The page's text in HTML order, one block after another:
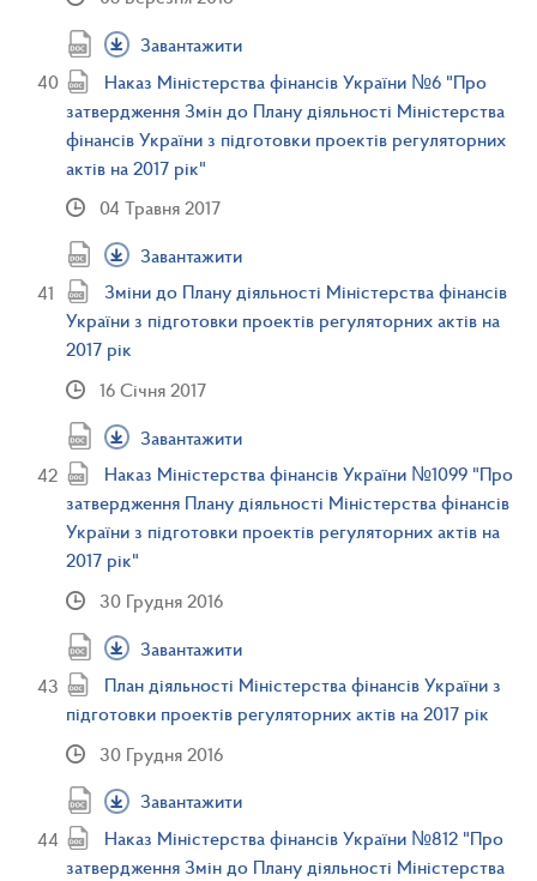
Завантажити
Наказ Міністерства фінансів України №6 "Про
затвердження Змін до Плану діяльності Міністерства
фінансів України з підготовки проектів регуляторних
актів на 2017 рік"
04 Травня 2017
Завантажити
Зміни до Плану діяльності Міністерства фінансів
України з підготовки проектів регуляторних актів на
2017 рік
16 Січня 2017
Завантажити
Наказ Міністерства фінансів України №1099 "Про
затвердження Плану діяльності Міністерства фінансів
України з підготовки проектів регуляторних актів на
2017 рік"
30 Грудня 2016
Завантажити
План діяльності Міністерства фінансів України з
підготовки проектів регуляторних актів на 2017 рік
30 Грудня 2016
Завантажити
Наказ Міністерства фінансів України №812 "Про
затвердження Змін до Плану діяльності Міністерства